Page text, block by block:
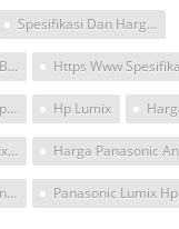
Spesifikasi Dan Harga Panasonic Lumix Dmc Cm1
Hp Lenovo Yang Di Belakang Ada Tulisan Dmc
Harga Lumix Smartphone 2017 Hp Lumix
Jual Panasonic Lumix Dmc Cm1
Kamera Android Sensor 1 Inch Panasonic Lumix Hp